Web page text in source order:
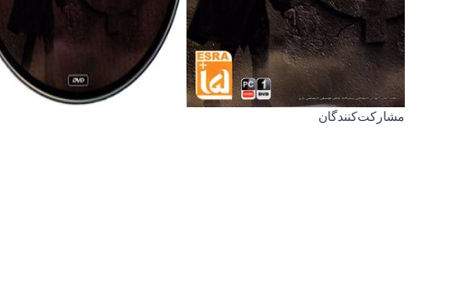
مشارکت‌کنندگان